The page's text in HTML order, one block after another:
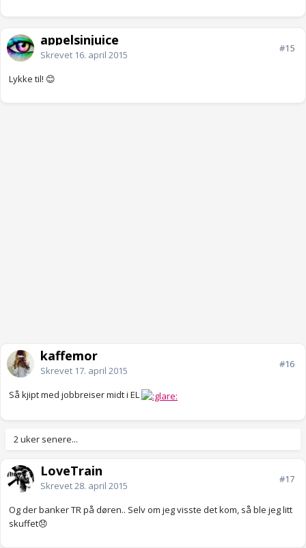
appelsinjuice
Skrevet 16. april 2015
#15
Lykke til! 😊
kaffemor
Skrevet 17. april 2015
#16
Så kjipt med jobbreiser midt i EL
2 uker senere...
LoveTrain
Skrevet28. april 2015
#17
Og der banker TR på døren.. Selv om jeg visste det kom, så ble jeg litt
skuffet😞